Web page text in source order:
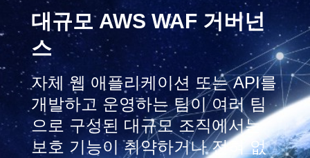
시작하기
웹 가속화
경계 보호
비디오 스트리밍
콘텐츠 검색
대규모 AWS WAF 거버넌
스
자체 웹 애플리케이션 또는 API를
개발하고 운영하는 팀이 여러 팀
으로 구성된 대규모 조직에서는
보호 기능이 취약하거나 전혀 없